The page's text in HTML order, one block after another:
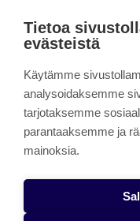
Opetus
Tietoa sivuista
Evästeet
Saavutettavuusseloste
Tietosuojaseloste
Alasottoilmoitus
Tietoa
evästeistä
Käytämme
analysoidaksemme
tarjotaksemme
parantaaksemme ja
mainoksia.